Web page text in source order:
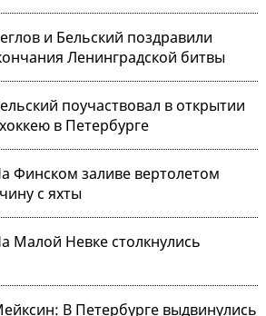
и Бельский поздравили
Ленинградской битвы
поучаствовал в открытии
в Петербурге
Финском заливе вертолетом
с яхты
Малой Невке столкнулись
В Петербурге выдвинулись